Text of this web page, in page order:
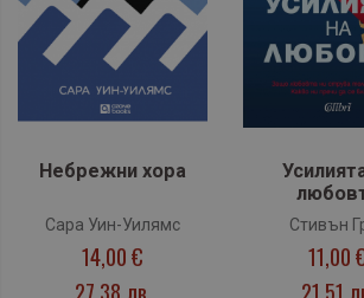
Небрежни хора
Сара Уин-Уилямс
14,00 €
Стивън
11,00